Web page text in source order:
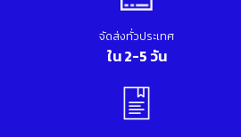
จัดส่งทั่วประเทศ
ใน 2-5 วัน